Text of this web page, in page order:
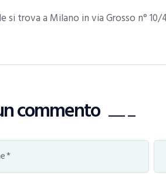
si trova a Milano in via Grosso n° 10/
commento